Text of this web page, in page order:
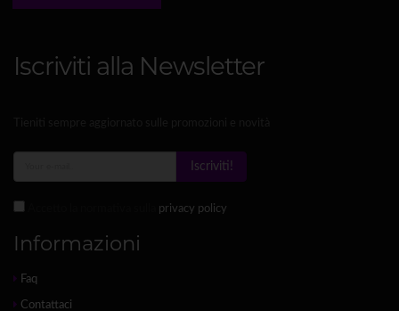
Iscriviti alla Newsletter
Iscriviti!
privacy policy
Informazioni
Faq
Contattaci